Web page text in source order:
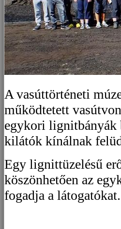
A vasúttörténeti
működtetett
egykori lignitbányák
kilátók kínálnak
Egy lignittüzelésű
köszönhetően az
fogadja a látogatókat.